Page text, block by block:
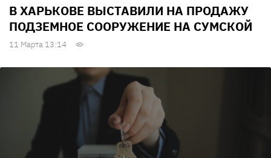
В ХАРЬКОВЕ ВЫСТАВИЛИ НА ПРОДАЖУ
ПОДЗЕМНОЕ СООРУЖЕНИЕ НА СУМСКОЙ
11 Марта 13:14